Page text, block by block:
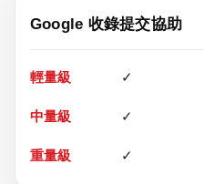
Google 收錄提交協助
✓
✓
✓